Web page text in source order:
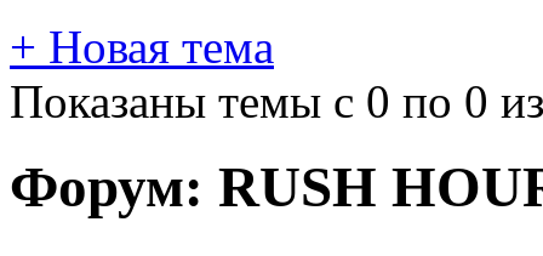
+ Новая тема
Показаны темы с 0 по 0
Форум: RUSH